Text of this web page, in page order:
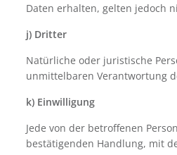
Daten erhalten, gelten jedoch
j) Dritter
Natürliche oder juristische
unmittelbaren Verantwortung
k) Einwilligung
Jede von der betroffenen
bestätigenden Handlung, mit